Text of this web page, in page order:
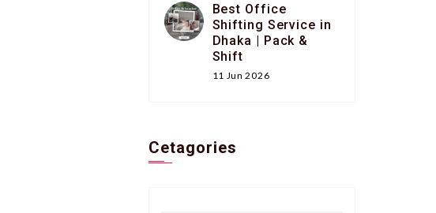
Best Office
Shifting Service in
Dhaka | Pack &
Shift
11 Jun 2026
Cetagories